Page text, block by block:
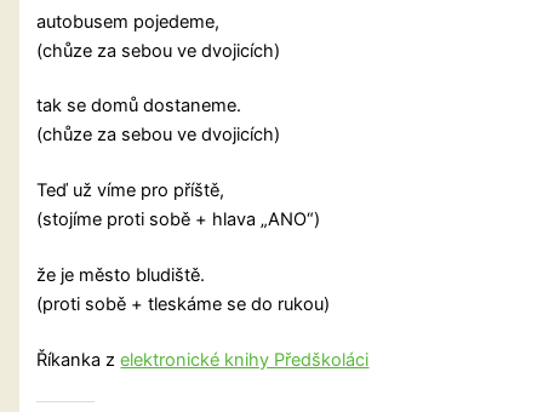
autobusem pojedeme,
(chůze za sebou ve dvojicích)
tak se domů dostaneme.
(chůze za sebou ve dvojicích)
Teď už víme pro příště,
(stojíme proti sobě + hlava „ANO“)
že je město bludiště.
(proti sobě + tleskáme se do rukou)
Říkanka zelektronické knihy Předškoláci